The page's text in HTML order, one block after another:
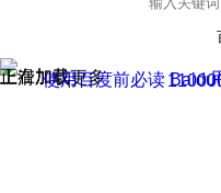
正在加载
上滑加载更多
使用百度前必读京公网安